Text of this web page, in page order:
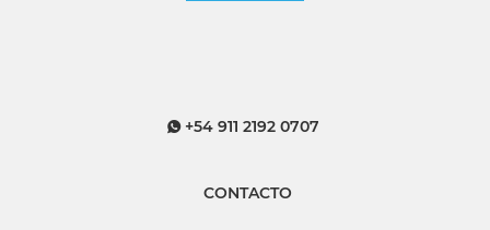
+54 911 2192 0707
CONTACTO